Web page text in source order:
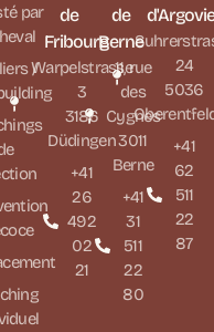
par
/
de
Fribourg
Warpelstrasse
3
3186
Düdingen
+41
26
492
02
21
de
Berne
11, rue
des
Cygnes
3011
Berne
+41
31
511
22
80
d'Argovie
24
5036
+41
62
511
22
87